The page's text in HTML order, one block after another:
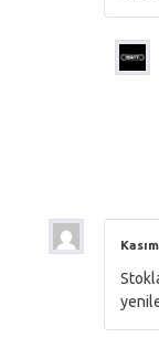
Kasım